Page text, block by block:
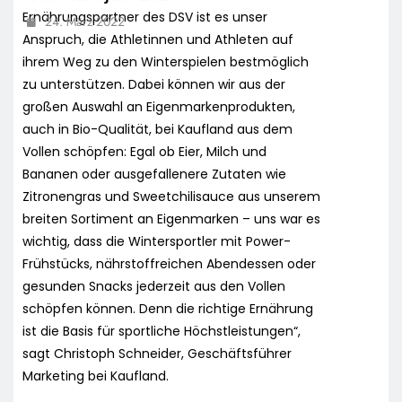
24. März 2022
Ernährungspartner des DSV ist es unser
Anspruch, die Athletinnen und Athleten auf
ihrem Weg zu den Winterspielen bestmöglich
zu unterstützen. Dabei können wir aus der
großen Auswahl an Eigenmarkenprodukten,
auch in Bio-Qualität, bei Kaufland aus dem
Vollen schöpfen: Egal ob Eier, Milch und
Bananen oder ausgefallenere Zutaten wie
Zitronengras und Sweetchilisauce aus unserem
breiten Sortiment an Eigenmarken – uns war es
wichtig, dass die Wintersportler mit Power-
Frühstücks, nährstoffreichen Abendessen oder
gesunden Snacks jederzeit aus den Vollen
schöpfen können. Denn die richtige Ernährung
ist die Basis für sportliche Höchstleistungen“,
sagt Christoph Schneider, Geschäftsführer
Marketing bei Kaufland.